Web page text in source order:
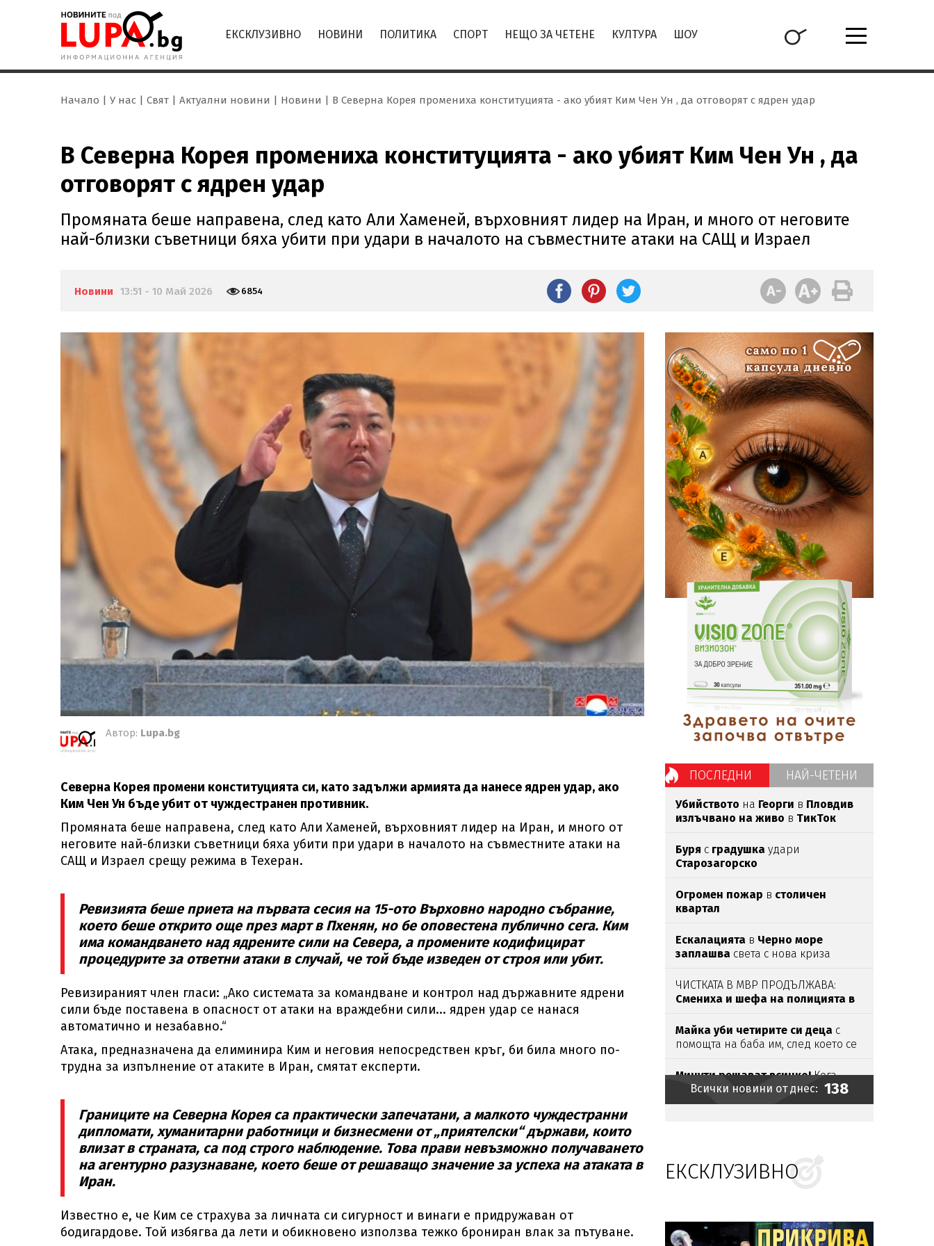
ЕКСКЛУЗИВНО НОВИНИ ПОЛИТИКА СПОРТ НЕЩО ЗА ЧЕТЕНЕ КУЛТУРА ШОУ
Начало У нас Свят Актуални новини Новини В Северна Корея промениха конституцията - ако убият Ким Чен Ун , да отговорят с ядрен удар
В Северна Корея промениха конституцията - ако убият Ким Чен Ун , да
отговорят с ядрен удар
Промяната беше направена, след като Али Хаменей, върховният лидер на Иран, и много от неговите
най-близки съветници бяха убити при удари в началото на съвместните атаки на САЩ и Израел
Новини 13:51 - 10 Май 2026 6854
Автор: Lupa.bg
Северна Корея промени конституцията си, като задължи армията да нанесе ядрен удар, ако
Ким Чен Ун бъде убит от чуждестранен противник.
Промяната беше направена, след като Али Хаменей, върховният лидер на Иран, и много от
неговите най-близки съветници бяха убити при удари в началото на съвместните атаки на
САЩ и Израел срещу режима в Техеран.
Ревизията беше приета на първата сесия на 15-ото Върховно народно събрание,
което беше открито още през март в Пхенян, но бе оповестена публично сега. Ким
има командването над ядрените сили на Севера, а промените кодифицират
процедурите за ответни атаки в случай, че той бъде изведен от строя или убит.
Ревизираният член гласи: „Ако системата за командване и контрол над държавните ядрени
сили бъде поставена в опасност от атаки на враждебни сили... ядрен удар се нанася
автоматично и незабавно.“
Атака, предназначена да елиминира Ким и неговия непосредствен кръг, би била много по-
трудна за изпълнение от атаките в Иран, смятат експерти.
Границите на Северна Корея са практически запечатани, а малкото чуждестранни
дипломати, хуманитарни работници и бизнесмени от „приятелски“ държави, които
влизат в страната, са под строго наблюдение. Това прави невъзможно получаването
на агентурно разузнаване, което беше от решаващо значение за успеха на атаката в
Иран.
Известно е, че Ким се страхува за личната си сигурност и винаги е придружаван от
бодигардове. Той избягва да лети и обикновено използва тежко брониран влак за пътуване.
ПОСЛЕДНИ НАЙ-ЧЕТЕНИ
Убийството на Георги в Пловдив
излъчвано на живо в ТикТок
Буря с градушка удари
Старозагорско
Огромен пожар в столичен
квартал
Ескалацията в Черно море
заплашва света с нова криза
ЧИСТКАТА В МВР ПРОДЪЛЖАВА:
Смениха и шефа на полицията в
Майка уби четирите си деца с
помощта на баба им, след което се
Минути решават всичко!Кога
ужилванетоотпчеластава опасно
Огроменпожар блокира АМ
„Тракия“
безстопанственикучетав София
Всички новини от днес: 138
ЕКСКЛУЗИВНО